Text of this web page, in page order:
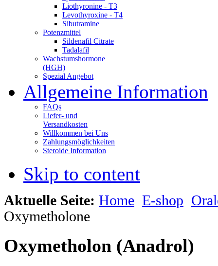
Liothyronine - T3
Levothyroxine - T4
Sibutramine
Potenzmittel
Sildenafil Citrate
Tadalafil
Wachstumshormone
(HGH)
Spezial Angebot
Allgemeine Information
FAQs
Liefer- und
Versandkosten
Willkommen bei Uns
Zahlungsmöglichkeiten
Steroide Information
Skip to content
Aktuelle Seite: Home E-shop
Oxymetholone
Oxymetholon (Anadrol)